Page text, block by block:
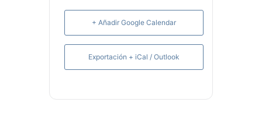
+ Añadir Google Calendar
Exportación + iCal / Outlook